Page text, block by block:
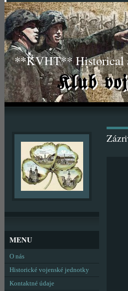
**KVHT** Historical
MENU
O nás
Historické vojenské jednotky
Kontaktné údaje